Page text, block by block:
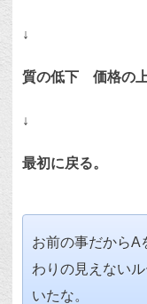
↓
質の低下 価格の上
↓
最初に戻る。
お前の事だからA
わりの見えない
いたな。